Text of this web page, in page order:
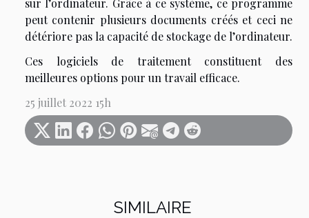
SIMILAIRE
sur l’ordinateur. Grâce à ce système, ce programme
peut contenir plusieurs documents créés et ceci ne
détériore pas la capacité de stockage de l’ordinateur.
Ces logiciels de traitement constituent des
meilleures options pour un travail efficace.
25 juillet 2022 15h